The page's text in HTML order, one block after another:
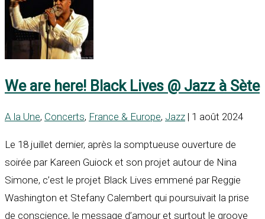
We are here! Black Lives @ Jazz à Sète
A la Une, Concerts, France & Europe, Jazz | 1 août 2024
Le 18 juillet dernier, après la somptueuse ouverture de
soirée par Kareen Guiock et son projet autour de Nina
Simone, c’est le projet Black Lives emmené par Reggie
Washington et Stefany Calembert qui poursuivait la prise
de conscience, le message d’amour et surtout le groove